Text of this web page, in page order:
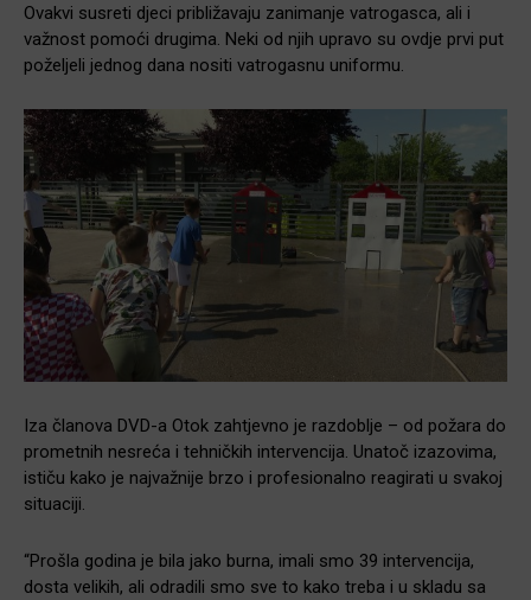
Ovakvi susreti djeci približavaju zanimanje vatrogasca, ali i
važnost pomoći drugima. Neki od njih upravo su ovdje prvi put
poželjeli jednog dana nositi vatrogasnu uniformu.
Iza članova DVD-a Otok zahtjevno je razdoblje – od požara do
prometnih nesreća i tehničkih intervencija. Unatoč izazovima,
ističu kako je najvažnije brzo i profesionalno reagirati u svakoj
situaciji.
“Prošla godina je bila jako burna, imali smo 39 intervencija,
dosta velikih, ali odradili smo sve to kako treba i u skladu sa